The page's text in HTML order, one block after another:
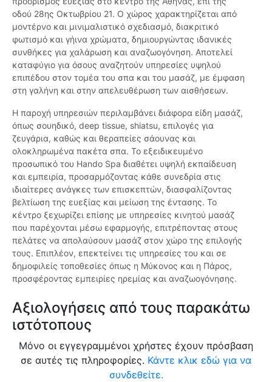
οδού 28ης Οκτωβρίου 21. Ο χώρος χαρακτηρίζεται από
μοντέρνο και μινιμαλιστικό σχεδιασμό, διακριτικό
φωτισμό και γήινα χρώματα, δημιουργώντας ιδανικές
συνθήκες για χαλάρωση και αναζωογόνηση. Αποτελεί
καταφύγιο για όσους αναζητούν υπηρεσίες υψηλού
επιπέδου στον τομέα του σπα και του μασάζ, με έμφαση
στη γαλήνη και στην απελευθέρωση των αισθήσεων.
Η παροχή υπηρεσιών περιλαμβάνει διάφορα είδη μασάζ,
όπως σουηδικό, deep tissue, shiatsu, επιλογές για
ζευγάρια, καθώς και θεραπείες σάουνας και
ολοκληρωμένα πακέτα σπα. Το εξειδικευμένο
προσωπικό του Hando Spa διαθέτει υψηλή εκπαίδευση
και εμπειρία, προσαρμόζοντας κάθε συνεδρία στις
ιδιαίτερες ανάγκες των επισκεπτών, διασφαλίζοντας
βελτίωση της ευεξίας και μείωση της έντασης. Το
κέντρο ξεχωρίζει επίσης με υπηρεσίες κινητού μασάζ
που παρέχονται μέσω εφαρμογής, επιτρέποντας στους
πελάτες να απολαύσουν μασάζ στον χώρο της επιλογής
τους. Επιπλέον, επεκτείνει τις υπηρεσίες του και σε
δημοφιλείς τοποθεσίες όπως η Μύκονος και η Πάρος,
προσφέροντας εμπειρίες ηρεμίας και αναζωογόνησης.
Αξιολογήσεις από τους παρακάτω
ιστότοπους
Μόνο οι εγγεγραμμένοι χρήστες έχουν πρόσβαση
σε αυτές τις πληροφορίες. Κάντε κλικ εδώ για να
συνδεθείτε.